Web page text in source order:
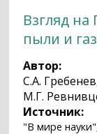
Взгляд на
пыли и
Автор:
С.А.
М.Г.
Источник:
"В мире